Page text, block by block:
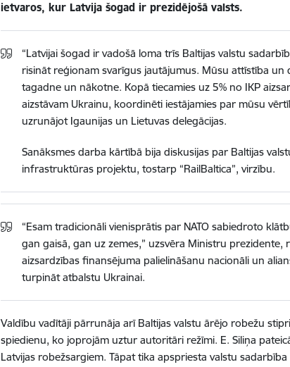
ietvaros, kur Latvija šogad ir prezidējošā valsts.
“Latvijai šogad ir vadošā loma trīs Baltijas valstu
risināt reģionam svarīgus jautājumus. Mūsu attīstība
tagadne un nākotne. Kopā tiecamies uz 5% no IKP
aizstāvam Ukrainu, koordinēti iestājamies par mūsu
uzrunājot Igaunijas un Lietuvas delegācijas.
Sanāksmes darba kārtībā bija diskusijas par Baltijas
infrastruktūras projektu, tostarp “RailBaltica”, virzību.
“Esam tradicionāli vienisprātis par NATO sabiedroto
gan gaisā, gan uz zemes,” uzsvēra Ministru
aizsardzības finansējuma palielināšanu nacionāli un
turpināt atbalstu Ukrainai.
Valdību vadītāji pārrunāja arī Baltijas valstu ārējo robežu
spiedienu, ko joprojām uztur autoritāri režīmi. E. Siliņa
Latvijas robežsargiem. Tāpat tika apspriesta valstu